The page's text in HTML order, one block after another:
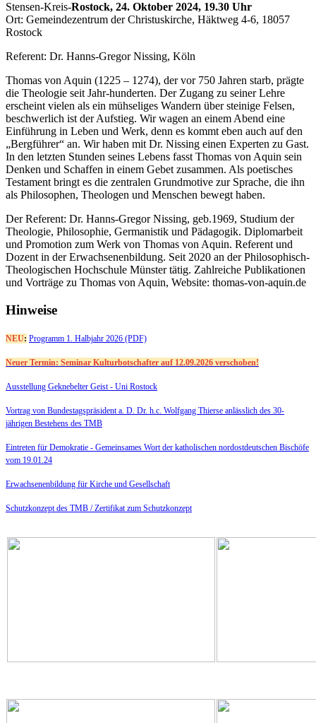
Stensen-Kreis-Rostock, 24. Oktober 2024, 19.30 Uhr
Ort: Gemeindezentrum der Christuskirche, Häktweg 4-6, 18057
Rostock
Referent: Dr. Hanns-Gregor Nissing, Köln
Thomas von Aquin (1225 – 1274), der vor 750 Jahren starb, prägte
die Theologie seit Jahr-hunderten. Der Zugang zu seiner Lehre
erscheint vielen als ein mühseliges Wandern über steinige Felsen,
beschwerlich ist der Aufstieg. Wir wagen an einem Abend eine
Einführung in Leben und Werk, denn es kommt eben auch auf den
„Bergführer“ an. Wir haben mit Dr. Nissing einen Experten zu Gast.
In den letzten Stunden seines Lebens fasst Thomas von Aquin sein
Denken und Schaffen in einem Gebet zusammen. Als poetisches
Testament bringt es die zentralen Grundmotive zur Sprache, die ihn
als Philosophen, Theologen und Menschen bewegt haben.
Der Referent: Dr. Hanns-Gregor Nissing, geb.1969, Studium der
Theologie, Philosophie, Germanistik und Pädagogik. Diplomarbeit
und Promotion zum Werk von Thomas von Aquin. Referent und
Dozent in der Erwachsenenbildung. Seit 2020 an der Philosophisch-
Theologischen Hochschule Münster tätig. Zahlreiche Publikationen
und Vorträge zu Thomas von Aquin, Website: thomas-von-aquin.de
Hinweise
NEU: Programm 1. Halbjahr 2026 (PDF)
Neuer Termin: Seminar Kulturbotschafter auf 12.09.2026 verschoben!
Ausstellung Geknebelter Geist - Uni Rostock
Vortrag von Bundestagspräsident a. D. Dr. h.c. Wolfgang Thierse anlässlich des 30-
jährigen Bestehens des TMB
Eintreten für Demokratie - Gemeinsames Wort der katholischen nordostdeutschen Bischöfe
vom 19.01.24
Erwachsenenbildung für Kirche und Gesellschaft
Schutzkonzept des TMB / Zertifikat zum Schutzkonzept